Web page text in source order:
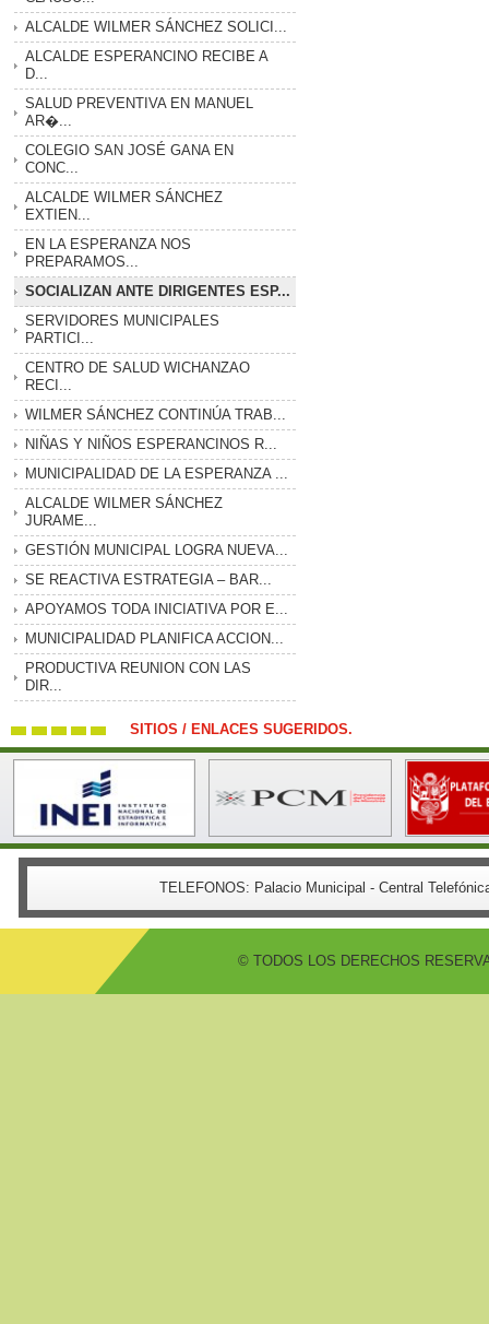
ALCALDE WILMER SÁNCHEZ SOLICI...
ALCALDE ESPERANCINO RECIBE A
D...
SALUD PREVENTIVA EN MANUEL
AR�...
COLEGIO SAN JOSÉ GANA EN
CONC...
ALCALDE WILMER SÁNCHEZ
EXTIEN...
EN LA ESPERANZA NOS
PREPARAMOS...
SOCIALIZAN ANTE DIRIGENTES ESP...
SERVIDORES MUNICIPALES
PARTICI...
CENTRO DE SALUD WICHANZAO
RECI...
WILMER SÁNCHEZ CONTINÚA TRAB...
NIÑAS Y NIÑOS ESPERANCINOS R...
MUNICIPALIDAD DE LA ESPERANZA ...
ALCALDE WILMER SÁNCHEZ
JURAME...
GESTIÓN MUNICIPAL LOGRA NUEVA...
SE REACTIVA ESTRATEGIA – BAR...
APOYAMOS TODA INICIATIVA POR E...
MUNICIPALIDAD PLANIFICA ACCION...
PRODUCTIVA REUNION CON LAS
DIR...
SITIOS / ENLACES SUGERIDOS.
TELEFONOS: Palacio Municipal - Central
© TODOS LOS DERECHOS